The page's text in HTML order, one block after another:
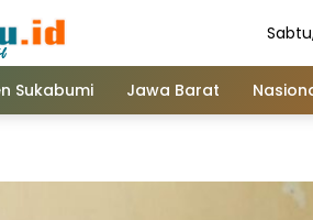
Sukabumi Jawa Barat